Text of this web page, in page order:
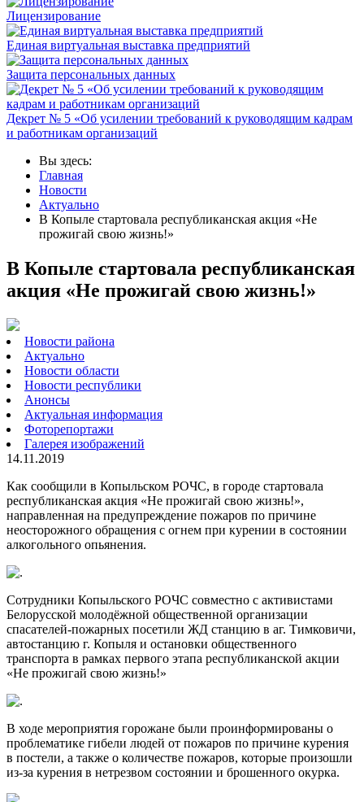
Лицензирование
Единая виртуальная выставка предприятий
Защита персональных данных
Декрет № 5 «Об усилении требований к руководящим кадрам
и работникам организаций
Вы здесь:
Главная
Новости
Актуально
В Копыле стартовала республиканская акция «Не
прожигай свою жизнь!»
В Копыле стартовала республиканская
акция «Не прожигай свою жизнь!»
Новости района
Актуально
Новости области
Новости республики
Анонсы
Актуальная информация
Фоторепортажи
Галерея изображений
14.11.2019
Как сообщили в Копыльском РОЧС, в городе стартовала
республиканская акция «Не прожигай свою жизнь!»,
направленная на предупреждение пожаров по причине
неосторожного обращения с огнем при курении в состоянии
алкогольного опьянения.
Сотрудники Копыльского РОЧС совместно с активистами
Белорусской молодёжной общественной организации
спасателей-пожарных посетили ЖД станцию в аг. Тимковичи,
автостанцию г. Копыля и остановки общественного
транспорта в рамках первого этапа республиканской акции
«Не прожигай свою жизнь!»
В ходе мероприятия горожане были проинформированы о
проблематике гибели людей от пожаров по причине курения
в постели, а также о количестве пожаров, которые произошли
из-за курения в нетрезвом состоянии и брошенного окурка.